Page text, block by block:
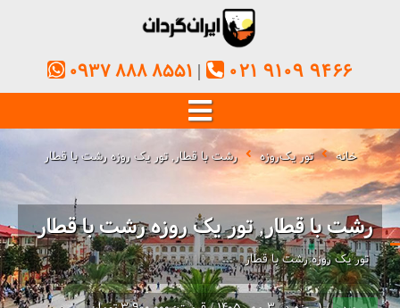
021 9109 9466
0937 888 8551
خانه تور یک‌روزه رشت با قطار, تور یک روزه رشت با قطار
رشت با قطار, تور یک روزه رشت با قطار
تور یک روزه رشت با قطار